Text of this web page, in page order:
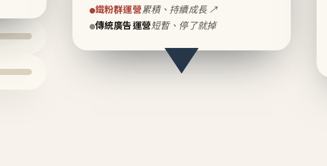
鐵粉群運營累積、持續成長 ↗
傳統廣告運營短暫、停了就掉